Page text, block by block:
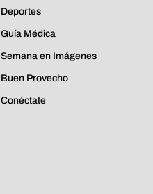
Deportes
Guía Médica
Semana en Imágenes
Buen Provecho
Conéctate